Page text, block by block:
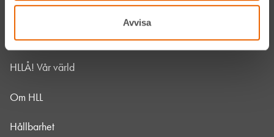
Avvisa
Våra depåer
Jobba hos oss
HLLÅ! Vår värld
Om HLL
Hållbarhet